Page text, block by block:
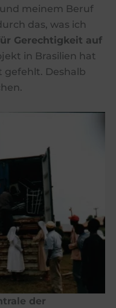
meinem Beruf
das, was ich
Gerechtigkeit auf
in Brasilien hat
gefehlt. Deshalb
der